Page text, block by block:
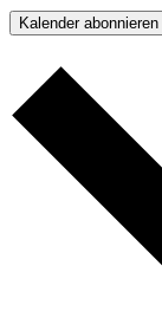
Kalender abonnieren